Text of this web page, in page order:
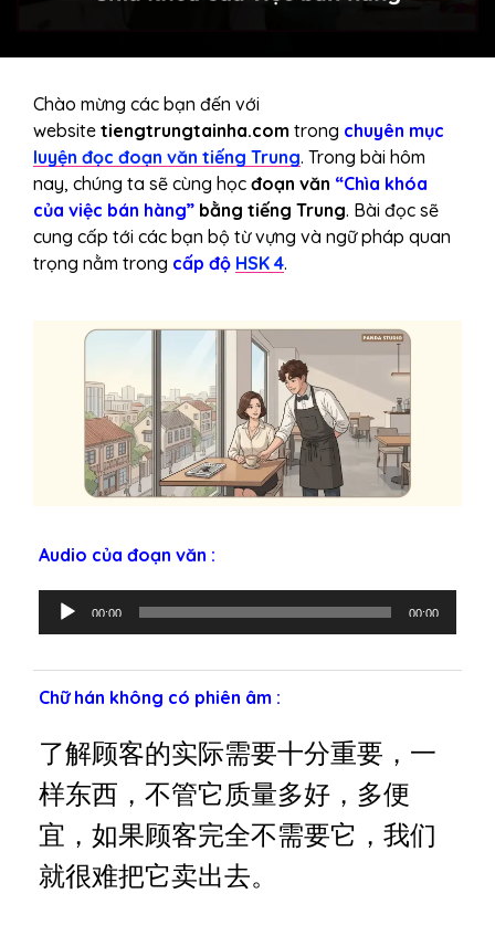
Chào mừng các bạn đến với
website tiengtrungtainha.com trong chuyên mục
luyện đọc đoạn văn tiếng Trung. Trong bài hôm
nay, chúng ta sẽ cùng học đoạn văn “Chìa khóa
của việc bán hàng” bằng tiếng Trung. Bài đọc sẽ
cung cấp tới các bạn bộ từ vựng và ngữ pháp quan
trọng nằm trong cấp độ HSK 4.
Audio của đoạn văn :
r
h
h
á
â
m
t
00:00 00:00
Chữ hán không có phiên âm :
了解顾客的实际需要十分重要，一
样东西，不管它质量多好，多便
宜，如果顾客完全不需要它，我们
就很难把它卖出去。